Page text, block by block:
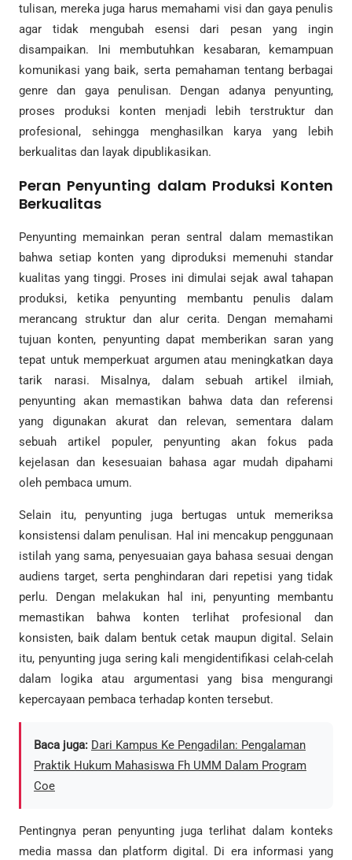
tulisan, mereka juga harus memahami visi dan gaya penulis
agar tidak mengubah esensi dari pesan yang ingin
disampaikan. Ini membutuhkan kesabaran, kemampuan
komunikasi yang baik, serta pemahaman tentang berbagai
genre dan gaya penulisan. Dengan adanya penyunting,
proses produksi konten menjadi lebih terstruktur dan
profesional, sehingga menghasilkan karya yang lebih
berkualitas dan layak dipublikasikan.
Peran Penyunting dalam Produksi Konten
Berkualitas
Penyunting memainkan peran sentral dalam memastikan
bahwa setiap konten yang diproduksi memenuhi standar
kualitas yang tinggi. Proses ini dimulai sejak awal tahapan
produksi, ketika penyunting membantu penulis dalam
merancang struktur dan alur cerita. Dengan memahami
tujuan konten, penyunting dapat memberikan saran yang
tepat untuk memperkuat argumen atau meningkatkan daya
tarik narasi. Misalnya, dalam sebuah artikel ilmiah,
penyunting akan memastikan bahwa data dan referensi
yang digunakan akurat dan relevan, sementara dalam
sebuah artikel populer, penyunting akan fokus pada
kejelasan dan kesesuaian bahasa agar mudah dipahami
oleh pembaca umum.
Selain itu, penyunting juga bertugas untuk memeriksa
konsistensi dalam penulisan. Hal ini mencakup penggunaan
istilah yang sama, penyesuaian gaya bahasa sesuai dengan
audiens target, serta penghindaran dari repetisi yang tidak
perlu. Dengan melakukan hal ini, penyunting membantu
memastikan bahwa konten terlihat profesional dan
konsisten, baik dalam bentuk cetak maupun digital. Selain
itu, penyunting juga sering kali mengidentifikasi celah-celah
dalam logika atau argumentasi yang bisa mengurangi
kepercayaan pembaca terhadap konten tersebut.
Baca juga: Dari Kampus Ke Pengadilan: Pengalaman
Praktik Hukum Mahasiswa Fh UMM Dalam Program
Coe
Pentingnya peran penyunting juga terlihat dalam konteks
media massa dan platform digital. Di era informasi yang